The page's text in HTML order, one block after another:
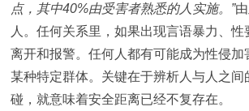
点，其中40%由受害者熟悉的人实施。”
人。任何关系里，如果出现言语暴力、
离开和报警。任何人都有可能成为性侵
某种特定群体。关键在于辨析人与人之
碰，就意味着安全距离已经不复存在。